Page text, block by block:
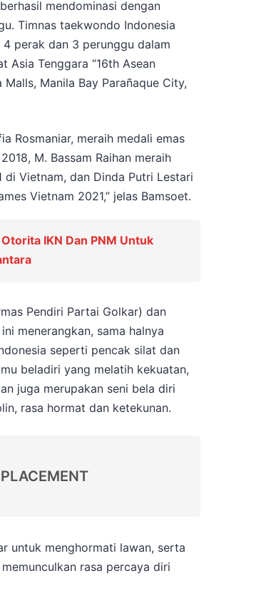
mendominasi dengan
Timnas taekwondo Indonesia
perak dan 3 perunggu dalam
Asia Tenggara “16th Asean
Manila Bay Parañaque City,
Rosmaniar, meraih medali emas
M. Bassam Raihan meraih
di Vietnam, dan Dinda Putri Lestari
Vietnam 2021,” jelas Bamsoet.
IKN Dan PNM Untuk
Pendiri Partai Golkar) dan
menerangkan, sama halnya
seperti pencak silat dan
beladiri yang melatih kekuatan,
juga merupakan seni bela diri
rasa hormat dan ketekunan.
untuk menghormati lawan, serta
rasa percaya diri